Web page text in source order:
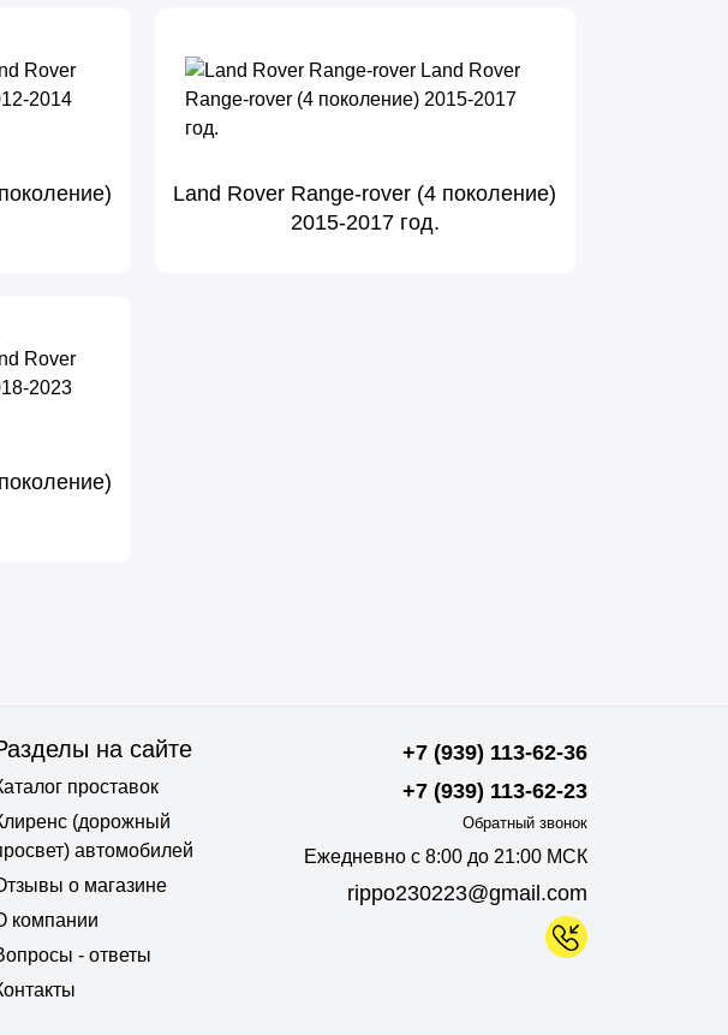
Land Rover Range-rover (4 поколение)
2015-2017 год.
на сайте
проставок
(дорожный
автомобилей
о магазине
компании
- ответы
+7 (939) 113-62-36
+7 (939) 113-62-23
Обратный звонок
Ежедневно с 8:00 до 21:00 МСК
rippo230223@gmail.com